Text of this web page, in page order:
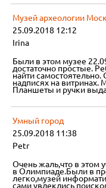
Музей археологии
25.09.2018 12:12
Irina
Были в этом музее
достаточно простые.
найти
надписях на
Планшеты и ручки
Умный город
25.09.2018 11:38
Petr
Очень жаль,что в этом
в Олимпиаде.Были в
легко,музей
сами увлеклись